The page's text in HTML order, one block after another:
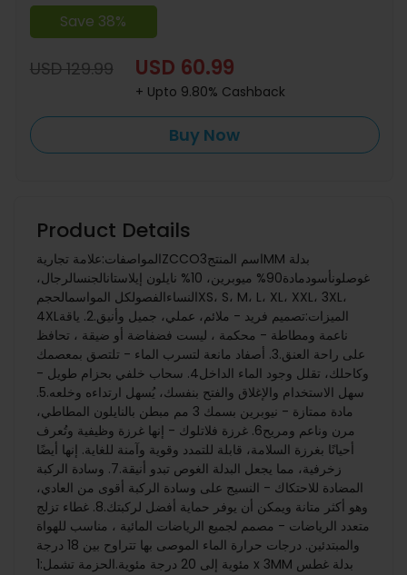
Save 38%
USD 129.99 USD 60.99
+ Upto 9.80% Cashback
Buy Now
Product Details
المواصفات:علامة تجاريةZCCOاسم المنتج3MM بدلة
غوصلونأسودمادة90% ميوبرين، 10% نايلون إيلاستانالجنسالرجال،
النساءالفصولكل المواسمالحجمXS، S، M، L، XL، XXL، 3XL،
4XLالميزات:تصميم فريد - ملائم، عملي، جميل وأنيق.2. ياقة
ناعمة ومطاطة - محكمة ، ليست فضفاضة أو ضيقة ، تحافظ
على راحة العنق.3. أصفاد مانعة لتسرب الماء - تلتصق بمعصمك
وكاحلك، تقلل وجود الماء الداخل4. سحاب خلفي بحزام طويل -
سهل الاستخدام والإغلاق والفتح بنفسك، يُسهل ارتداءه وخلعه.5.
مادة ممتازة - نيوبرين بسمك 3 مم مبطن بالنايلون المطاطي،
مرن وناعم ومريح6. غرزة فلاتلوك - إنها غرزة وظيفية وتُعرف
أحيانًا بغرزة السلامة، قابلة للتمدد وقوية وآمنة للغاية. إنها أيضًا
زخرفية، مما يجعل البدلة الغوص تبدو أنيقة.7. وسادة الركبة
المضادة للاحتكاك - النسيج على وسادة الركبة أقوى من العادي،
وهو أكثر متانة ويمكن أن يوفر حماية أفضل لركبتك.8. غطاء تزلج
متعدد الرياضات - مصمم لجميع الرياضات المائية ، مناسب للهواة
والمبتدئين. درجات حرارة الماء الموصى بها تتراوح بين 18 درجة
مئوية إلى 20 درجة مئوية.الحزمة تشمل:1 x 3MM بدلة غطس